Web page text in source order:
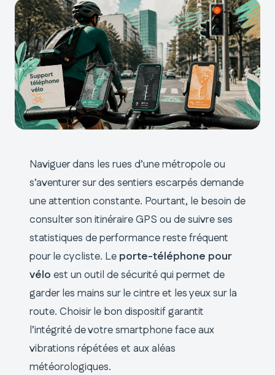
Naviguer dans les rues d’une métropole ou
s’aventurer sur des sentiers escarpés demande
une attention constante. Pourtant, le besoin de
consulter son itinéraire GPS ou de suivre ses
statistiques de performance reste fréquent
pour le cycliste. Le porte-téléphone pour
vélo est un outil de sécurité qui permet de
garder les mains sur le cintre et les yeux sur la
route. Choisir le bon dispositif garantit
l’intégrité de votre smartphone face aux
vibrations répétées et aux aléas
météorologiques.